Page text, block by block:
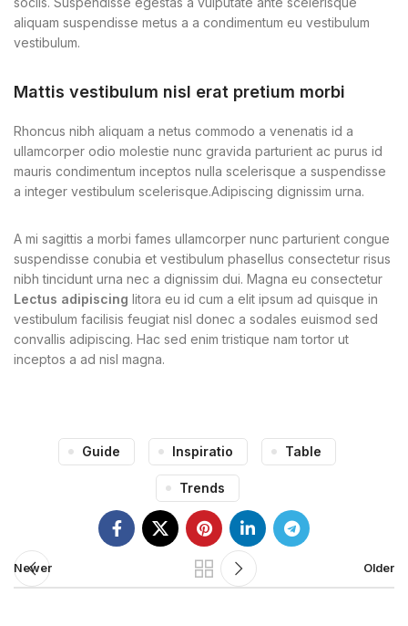
aliquam suspendisse metus a a condimentum eu vestibulum
vestibulum.
Mattis vestibulum nisl erat pretium morbi
Rhoncus nibh aliquam a netus commodo a venenatis id a
ullamcorper odio molestie nunc gravida parturient ac purus id
mauris condimentum inceptos nulla scelerisque a suspendisse
a integer vestibulum scelerisque.Adipiscing dignissim urna.
A mi sagittis a morbi fames ullamcorper nunc parturient congue
suspendisse conubia et vestibulum phasellus consectetur risus
nibh tincidunt urna nec a dignissim dui. Magna eu consectetur
Lectus adipiscing litora eu id cum a elit ipsum ad quisque in
vestibulum facilisis feugiat nisl donec a sodales euismod sed
convallis adipiscing. Hac sed enim tristique nam tortor ut
inceptos a ad nisl magna.
Guide Inspiratio Table
Trends
Newer Older